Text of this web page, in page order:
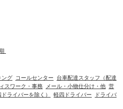
ング コールセンター
台車配達スタッフ（配達
スワーク・事務 メール・小物仕分け・他 営
ライバーを除く） 軽四ドライバー
ドライバ